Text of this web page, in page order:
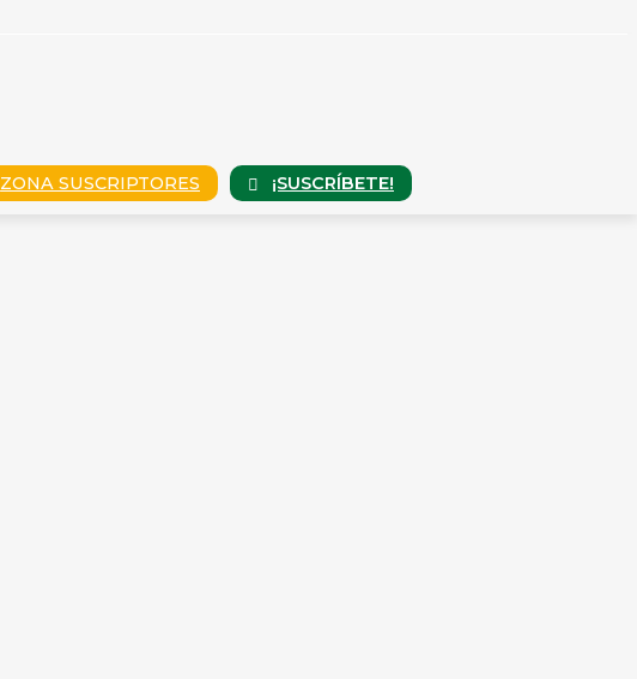
ZONA SUSCRIPTORES ¡SUSCRÍBETE!